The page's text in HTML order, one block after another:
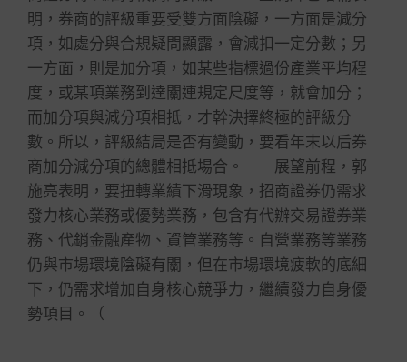
明，券商的評級重要受雙方面陰礙，一方面是減分
項，如處分與合規疑問顯露，會減扣一定分數；另
一方面，則是加分項，如某些指標過份產業平均程
度，或某項業務到達關連規定尺度等，就會加分；
而加分項與減分項相抵，才幹決擇終極的評級分
數。所以，評級結局是否有變動，要看年末以后券
商加分減分項的總體相抵場合。 展望前程，郭
施亮表明，要扭轉業績下滑現象，招商證券仍需求
發力核心業務或優勢業務，包含有代辦交易證券業
務、代銷金融產物、資管業務等。自營業務等業務
仍與市場環境陰礙有關，但在市場環境疲軟的底細
下，仍需求增加自身核心競爭力，繼續發力自身優
勢項目。（